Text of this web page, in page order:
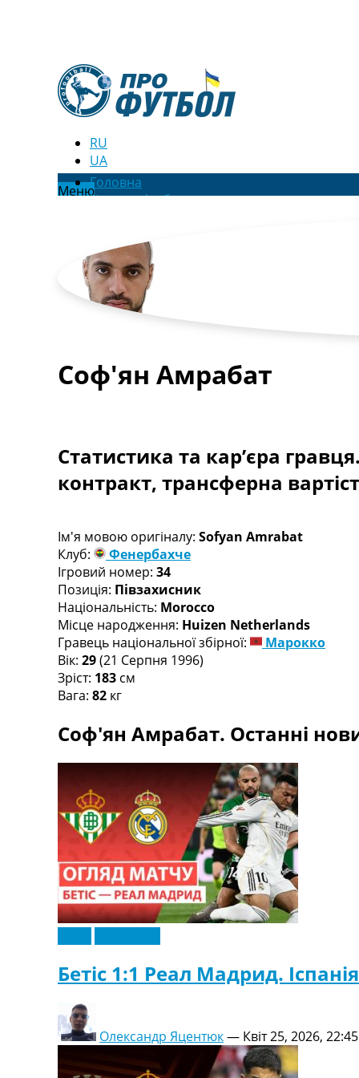
RU
UA
МенюГоловна
Новини футболу
Футбольні трансфери
Останні коментарі
Конкурс прогнозів
Логін
Рейтінги
Турніри
Чемпіонат Світу
Англія. Прем’єр-Ліга
Іспанія. Ла Ліга
Ще Турніри >>>
Чемпіонат Світу. Турнирні таблиці
Таблиця УПЛ
Перша Ліга
Таблиця АПЛ
Таблиця Ла Ліги
Таблиця Ліги Чемпіонів
Всі таблиці >>>
Рейтинги
Рейтинг країн УЄФА
Телепрограма
RU
UA
Categories
Головна
Новини футболу
Відео
Новини футболу України
Футбольні трансфери
Останні коментарі
Конкурс прогнозів
Логін
Рейтінги
Турніри
Чемпіонат Світу
Україна. Прем’єр-Ліга
Соф'ян Амрабат
Статистика та кар’єра
контракт, трансферна
Ім'я мовою оригіналу: Sofyan Amrabat
Клуб:
Фенербахче
Ігровий номер: 34
Позиція: Півзахисник
Національність: Morocco
Місце народження: Huizen Netherlands
Гравець національної збірної:
Марокко
Вік: 29(21 Серпня 1996)
Зріст: 183 см
Вага: 82 кг
Соф'ян Амрабат. Останні
Бетіс 1:1 Реал Мадрид.
Олександр Яцентюк— Квіт 25, 2026, 22:45